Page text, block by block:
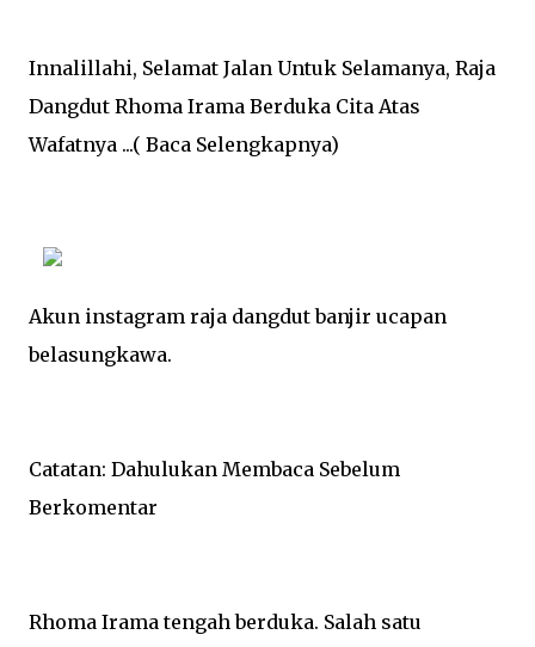
Innalillahi, Selamat Jalan Untuk Selamanya, Raja
Dangdut Rhoma Irama Berduka Cita Atas
Wafatnya ...( Baca Selengkapnya)
Akun instagram raja dangdut banjir ucapan
belasungkawa.
Catatan: Dahulukan Membaca Sebelum
Berkomentar
Rhoma Irama tengah berduka. Salah satu